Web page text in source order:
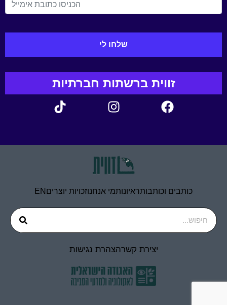
זווית ברשתות חברתיות
כותבים וכותבותראיונותמי אנחנוזכויות יוצרים EN
יצירת קשרהצהרת נגישות